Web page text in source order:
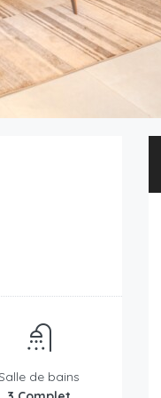
de bains